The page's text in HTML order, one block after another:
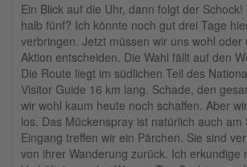
Ein Blick auf die Uhr, dann folgt der Schock!
halb fünf? Ich könnte noch gut drei Tage
verbringen. Jetzt müssen wir uns wohl oder
Aktion entscheiden. Die Wahl fällt auf den
Die Route liegt im südlichen Teil des
Visitor Guide 16 km lang. Schade, den
wir wohl kaum heute noch schaffen. Aber
los. Das Mückenspray ist natürlich auch am
Eingang treffen wir ein Pärchen. Sie sind
von ihrer Wanderung zurück. Ich erkundige